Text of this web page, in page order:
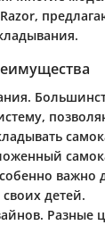
.
важно
детей.
. Разные